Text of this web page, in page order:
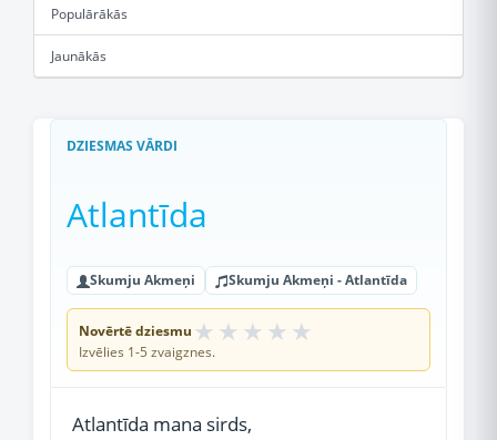
Populārākās
Jaunākās
DZIESMAS VĀRDI
Atlantīda
Skumju Akmeņi Skumju Akmeņi - Atlantīda
Novērtē dziesmu ★ ★ ★ ★ ★
Izvēlies 1-5 zvaigznes.
Atlantīda mana sirds,